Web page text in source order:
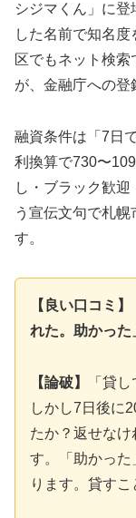
シジマくん」に
した名前で知名
区でもネット検
が、金融庁への登
融資条件は「7日
利換算で730〜
し・ブラック歓
う宣伝文句で札
す。
【良い口コミ
れた。助かった
【論破】
「貸
しかし7日後に
たか？返せなけ
す。「助かった
ります。貸すこ